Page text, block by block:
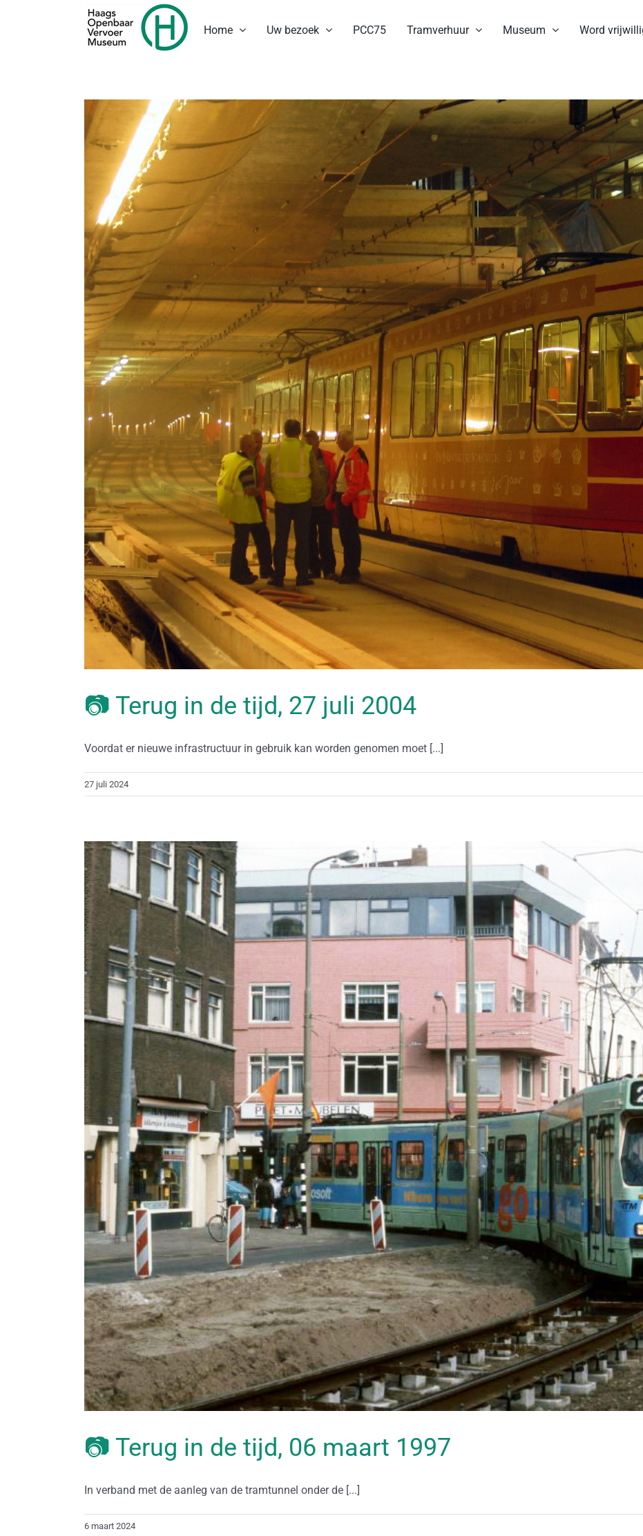
Home Uw bezoek PCC75 Tramverhuur Museum Word
📷 Terug in de tijd, 27 juli 2004
Voordat er nieuwe infrastructuur in gebruik kan worden genomen moet [...]
27 juli 2024
📷 Terug in de tijd, 06 maart 1997
In verband met de aanleg van de tramtunnel onder de [...]
6 maart 2024